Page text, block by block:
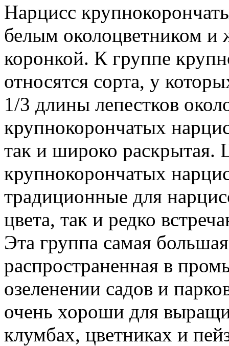
Нарцисс
белым околоцветником и
коронкой. К группе
относятся сорта, у
1/3 длины лепестков
крупнокорончатых
так и широко раскрытая.
крупнокорончатых
традиционные для
цвета, так и редко
Эта группа самая
распространенная в
озеленении садов и
очень хороши для
клумбах, цветниках и